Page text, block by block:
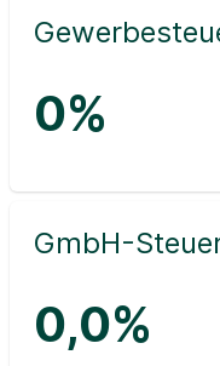
0%
GmbH-
0,0%